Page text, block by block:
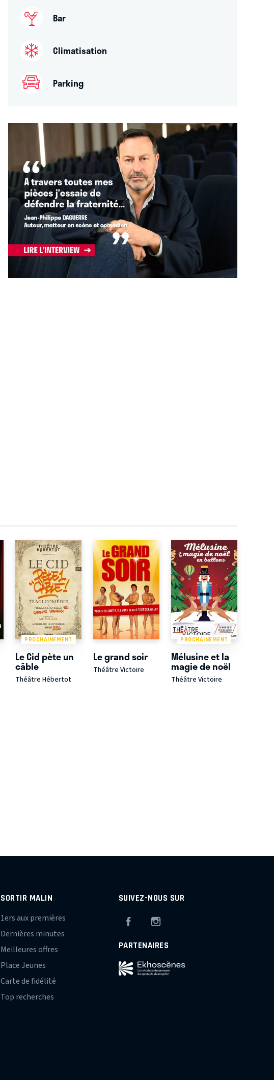
Bar
Climatisation
Parking
PROCHAINEMENT
Le Cid pète un
câble
Théâtre Hébertot
Le grand soir
Théâtre Victoire
PROCHAINEMENT
Mélusine et la
magie de noël
Théâtre Victoire
SORTIR MALIN
1ers aux premières
Dernières minutes
Meilleures offres
Place Jeunes
Carte de fidélité
Top recherches
SUIVEZ-NOUS SUR
Facebook
PARTENAIRES